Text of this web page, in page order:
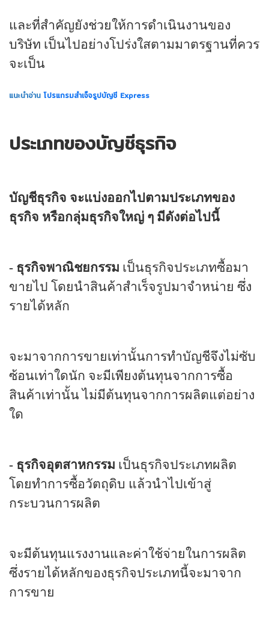
และที่สำคัญยังช่วยให้การดำเนินงานของ
บริษัท เป็นไปอย่างโปร่งใสตามมาตรฐานที่ควร
จะเป็น
แนะนำอ่านโปรแกรมสำเจ็จรูปบัญชี Express
ประเภทของบัญชีธุรกิจ
บัญชีธุรกิจ จะแบ่งออกไปตามประเภทของ
ธุรกิจ หรือกลุ่มธุรกิจใหญ่ ๆ มีดังต่อไปนี้
- ธุรกิจพาณิชยกรรม เป็นธุรกิจประเภทซื้อมา
ขายไป โดยนำสินค้าสำเร็จรูปมาจำหน่าย ซึ่ง
รายได้หลัก
จะมาจากการขายเท่านั้นการทำบัญชีจึงไม่ซับ
ซ้อนเท่าใดนัก จะมีเพียงต้นทุนจากการซื้อ
สินค้าเท่านั้น ไม่มีต้นทุนจากการผลิตแต่อย่าง
ใด
- ธุรกิจอุตสาหกรรม เป็นธุรกิจประเภทผลิต
โดยทำการซื้อวัตถุดิบ แล้วนำไปเข้าสู่
กระบวนการผลิต
จะมีต้นทุนแรงงานและค่าใช้จ่ายในการผลิต
ซึ่งรายได้หลักของธุรกิจประเภทนี้จะมาจาก
การขาย